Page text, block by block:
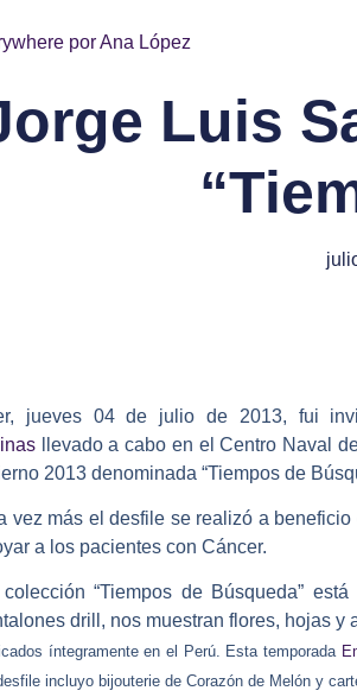
Luis
jueves 04 de julio de 2013, fui
llevado a cabo en el Centro Naval
2013 denominada “Tiempos de
vez más el desfile se realizó a
a los pacientes con Cáncer.
“Tiempos de Búsqueda”
drill, nos muestran flores, hojas
íntegramente en el Perú. Esta temporada
incluyo bijouterie de Corazón de Melón y